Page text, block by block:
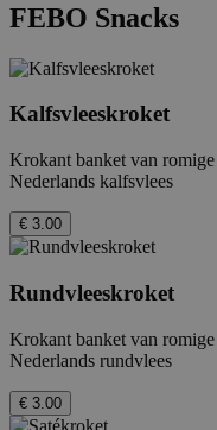
FEBO Snacks
Kalfsvleeskroket
Krokant banket van
Nederlands kalfsvlees
€ 3.00
Rundvleeskroket
Krokant banket van
Nederlands rundvlees
€ 3.00